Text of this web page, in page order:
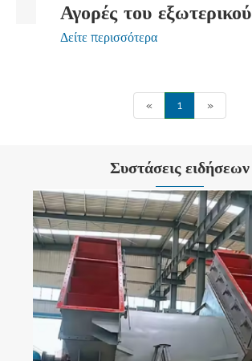
Αγορές του εξωτερικού
Δείτε περισσότερα
« 1 »
Συστάσεις ειδήσεων